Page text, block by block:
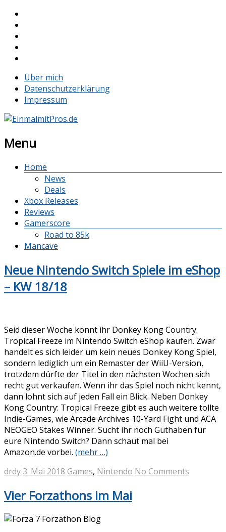
Über mich
Datenschutzerklärung
Impressum
Menu
Home
News
Deals
Xbox Releases
Reviews
Gamerscore
Road to 85k
Mancave
Neue Nintendo Switch Spiele im eShop
– KW 18/18
Seid dieser Woche könnt ihr Donkey Kong Country:
Tropical Freeze im Nintendo Switch eShop kaufen. Zwar
handelt es sich leider um kein neues Donkey Kong Spiel,
sondern lediglich um ein Remaster der WiiU-Version,
trotzdem dürfte der Titel in den nächsten Wochen sich
recht gut verkaufen. Wenn ihr das Spiel noch nicht kennt,
dann lohnt sich auf jeden Fall ein Blick. Neben Donkey
Kong Country: Tropical Freeze gibt es auch weitere tollte
Indie-Games, wie Arcade Archives 10-Yard Fight und ACA
NEOGEO Stakes Winner. Sucht ihr noch Guthaben für
eure Nintendo Switch? Dann schaut mal bei
Amazon.de vorbei. (mehr …)
drdy3. Mai 2018 Games, Nintendo No Comments
Vier Forzathons im Mai